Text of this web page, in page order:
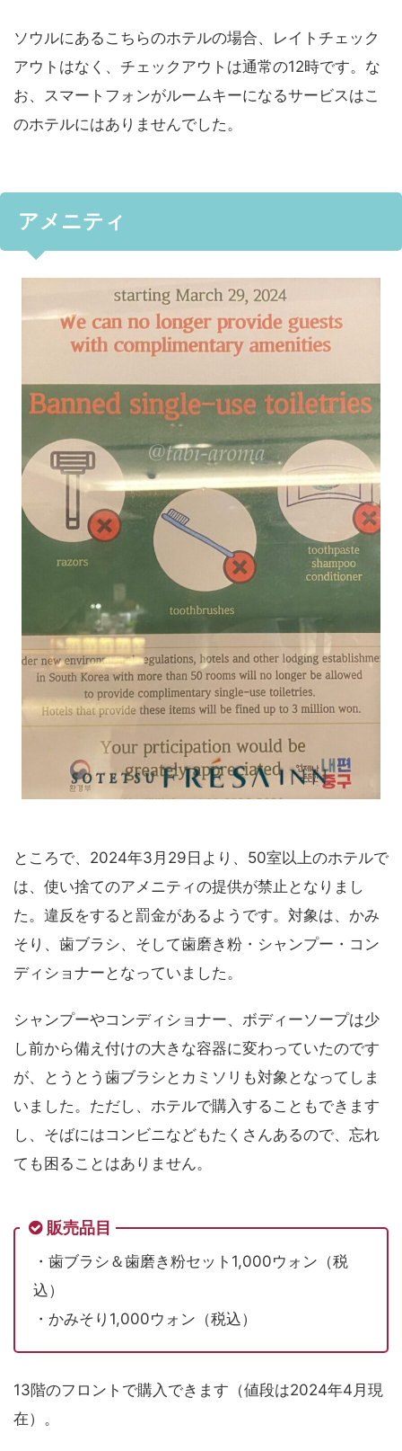
ソウルにあるこちらのホテルの場合、レイトチェック
アウトはなく、チェックアウトは通常の12時です。な
お、スマートフォンがルームキーになるサービスはこ
のホテルにはありませんでした。
アメニティ
ところで、2024年3月29日より、50室以上のホテルで
は、使い捨てのアメニティの提供が禁止となりまし
た。違反をすると罰金があるようです。対象は、かみ
そり、歯ブラシ、そして歯磨き粉・シャンプー・コン
ディショナーとなっていました。
シャンプーやコンディショナー、ボディーソープは少
し前から備え付けの大きな容器に変わっていたのです
が、とうとう歯ブラシとカミソリも対象となってしま
いました。ただし、ホテルで購入することもできます
し、そばにはコンビニなどもたくさんあるので、忘れ
ても困ることはありません。
販売品目
・歯ブラシ＆歯磨き粉セット1,000ウォン（税
込）
・かみそり1,000ウォン（税込）
13階のフロントで購入できます（値段は2024年4月現
在）。